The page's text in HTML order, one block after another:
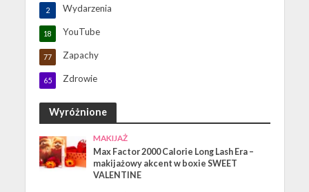
Wydarzenia
2
YouTube
18
Zapachy
77
Zdrowie
65
Wyróżnione
MAKIJAŻ
Max Factor 2000 Calorie Long Lash Era –
makijażowy akcent w boxie SWEET
VALENTINE